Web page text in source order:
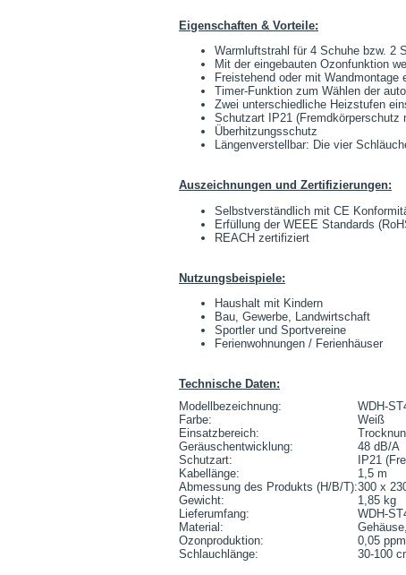
Eigenschaften & Vorteile:
Warmluftstrahl für 4 Schuhe bzw. 2
Mit der eingebauten Ozonfunktion
Freistehend oder mit Wandmontage
Timer-Funktion zum Wählen der
Zwei unterschiedliche Heizstufen
Schutzart IP21
Überhitzungsschutz
Längenverstellbar: Die vier
Auszeichnungen und Zertifizierungen:
Selbstverständlich mit CE
Erfüllung der WEEE Standards
REACH zertifiziert
Nutzungsbeispiele:
Haushalt mit Kindern
Bau, Gewerbe, Landwirtschaft
Sportler und Sportvereine
Ferienwohnungen / Ferienhäuser
Technische Daten:
Modellbezeichnung:
WDH-
Farbe:
Weiß
Einsatzbereich:
Geräuschentwicklung:
48 dB/A
Schutzart:
IP21
Kabellänge:
1,5 m
Abmessung des Produkts (H/B/T):300 x
Gewicht:
1,85 kg
Lieferumfang:
WDH-
Material:
Ozonproduktion:
0,05 ppm
Schlauchlänge:
30-100